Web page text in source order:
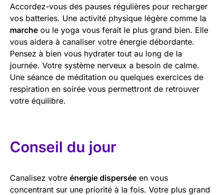
Accordez-vous des pauses régulières pour recharger
vos batteries. Une activité physique légère comme la
marche ou le yoga vous ferait le plus grand bien. Elle
vous aidera à canaliser votre énergie débordante.
Pensez à bien vous hydrater tout au long de la
journée. Votre système nerveux a besoin de calme.
Une séance de méditation ou quelques exercices de
respiration en soirée vous permettront de retrouver
votre équilibre.
Conseil du jour
Canalisez votre énergie dispersée en vous
concentrant sur une priorité à la fois. Votre plus grand